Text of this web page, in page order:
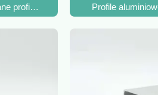
grubości 1,2 mm
profile aluminiowe C Profile
Profile